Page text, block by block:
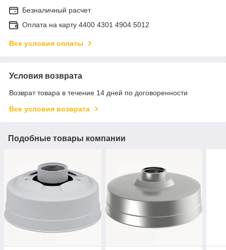
Безналичный расчет
Оплата на карту 4400 4301 4904 5012
Все условия оплаты
Условия возврата
Возврат товара в течение 14 дней по договоренности
Все условия возврата
Подобные товары компании